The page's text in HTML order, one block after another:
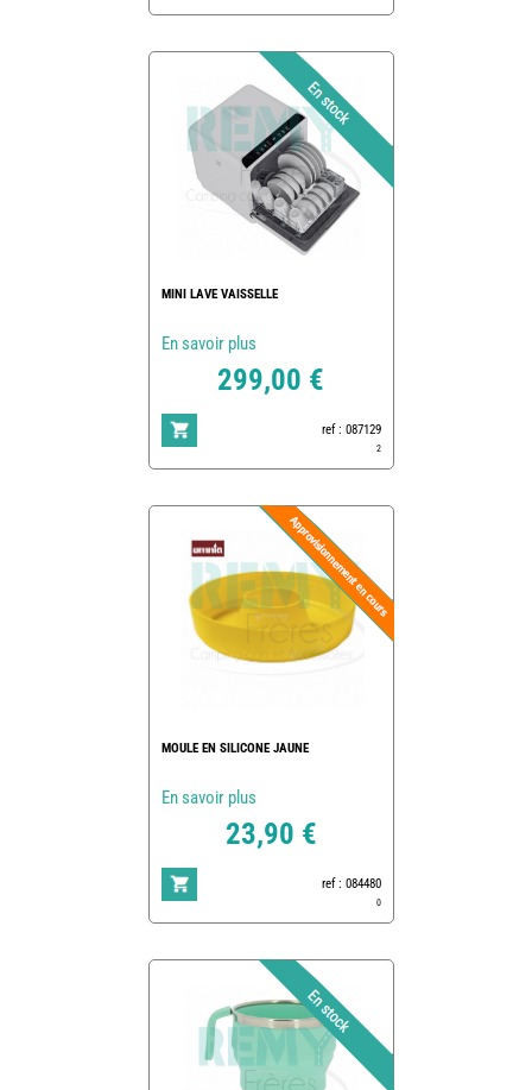
MINI LAVE VAISSELLE
En savoir plus
299,00 €
ref : 087129
2
MOULE EN SILICONE JAUNE
En savoir plus
23,90 €
ref : 084480
0